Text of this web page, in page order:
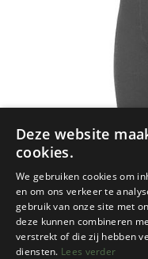
Deze website
cookies.
We gebruiken cookies om
en om ons verkeer te
gebruik van onze site met
deze kunnen combineren
verstrekt of die zij hebben
diensten. Lees verder